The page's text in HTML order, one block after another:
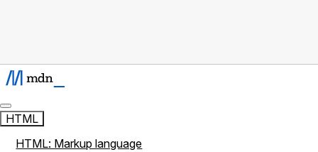
HTML
HTML: Markup language